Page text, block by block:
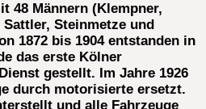
48 Männern (Klempner,
Steinmetze und
1872 bis 1904 entstanden in
das erste Kölner
gestellt. Im Jahre 1926
durch motorisierte ersetzt.
und alle Fahrzeuge